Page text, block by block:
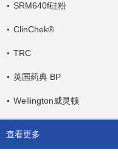
SRM640f硅粉
ClinChek®
TRC
英国药典 BP
Wellington威灵顿
查看更多